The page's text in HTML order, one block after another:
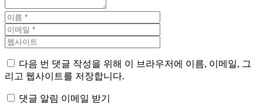
다음 번 댓글 작성을 위해 이 브라우저에 이름, 이메일, 그
리고 웹사이트를 저장합니다.
댓글 알림 이메일 받기